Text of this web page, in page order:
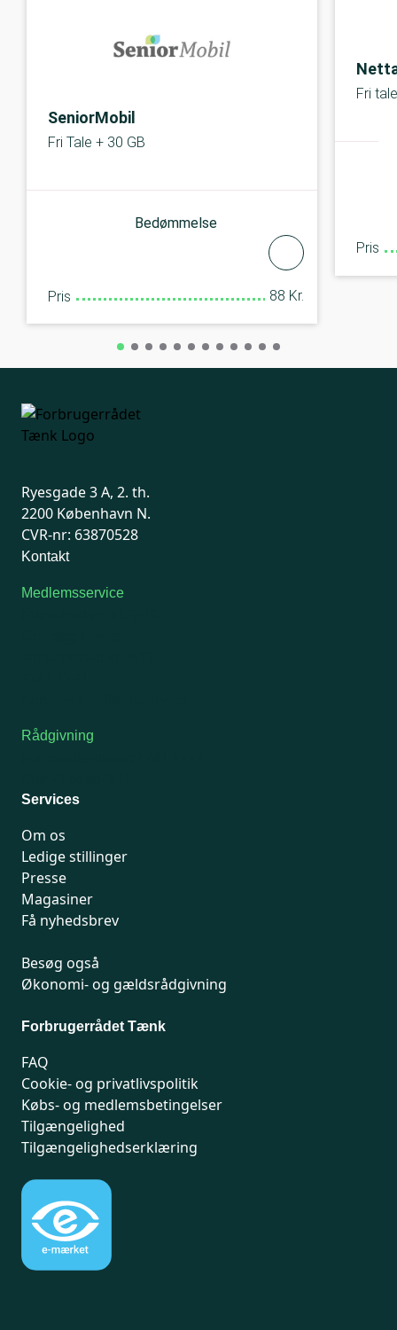
SeniorMobil
Fri Tale + 30 GB
Bedømmelse
Pris 88 Kr.
Fri
Pris
Ryesgade 3 A, 2. th.
2200 København N.
CVR-nr: 63870528
Kontakt
Medlemsservice
Rådgivning
Services
Om os
Ledige stillinger
Presse
Magasiner
Få nyhedsbrev
Besøg også
Økonomi- og gældsrådgivning
Forbrugerrådet Tænk
FAQ
Cookie- og privatlivspolitik
Købs- og medlemsbetingelser
Tilgængelighed
Tilgængelighedserklæring